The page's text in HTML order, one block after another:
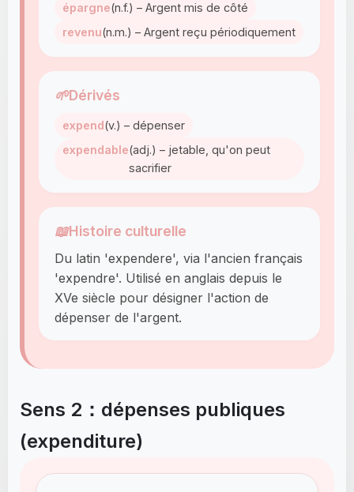
épargne(n.f.) – Argent mis de côté
revenu(n.m.) – Argent reçu périodiquement
🌱Dérivés
expend(v.) – dépenser
expendable(adj.) – jetable, qu'on peut
sacrifier
📖Histoire culturelle
Du latin 'expendere', via l'ancien français
'expendre'. Utilisé en anglais depuis le
XVe siècle pour désigner l'action de
dépenser de l'argent.
Sens 2：dépenses publiques
(expenditure)